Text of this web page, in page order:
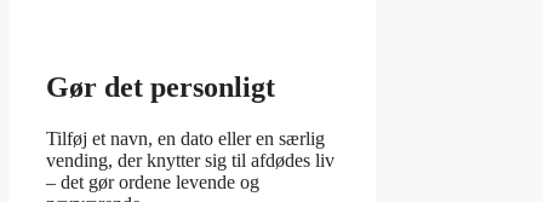
Gør det personligt
Tilføj et navn, en dato eller en særlig
vending, der knytter sig til afdødes liv
– det gør ordene levende og